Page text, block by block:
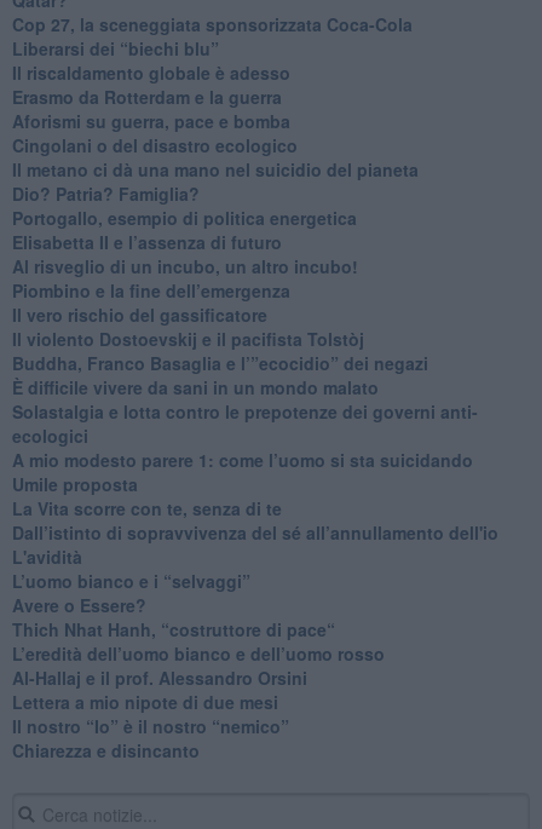
​Cop 27, la sceneggiata sponsorizzata Coca-Cola
​Liberarsi dei “biechi blu”
Il riscaldamento globale è adesso
​Erasmo da Rotterdam e la guerra
​Aforismi su guerra, pace e bomba
Cingolani o del disastro ecologico
​Il metano ci dà una mano nel suicidio del pianeta
​Dio? Patria? Famiglia?
Portogallo, esempio di politica energetica
​Elisabetta II e l’assenza di futuro
Al risveglio di un incubo, un altro incubo!
​Piombino e la fine dell’emergenza
​Il vero rischio del gassificatore
​Il violento Dostoevskij e il pacifista Tolstòj
​Buddha, Franco Basaglia e l’”ecocidio” dei negazi
​È difficile vivere da sani in un mondo malato
Solastalgia e lotta contro le prepotenze dei governi anti-
ecologici
​A mio modesto parere 1: come l’uomo si sta suicidando
​Umile proposta
​La Vita scorre con te, senza di te
​Dall’istinto di sopravvivenza del sé all’annullamento dell'io
L'avidità
​L’uomo bianco e i “selvaggi”
​Avere o Essere?
​Thich Nhat Hanh, “costruttore di pace“
​L’eredità dell’uomo bianco e dell’uomo rosso
Al-Hallaj e il prof. Alessandro Orsini
​Lettera a mio nipote di due mesi
​Il nostro “Io” è il nostro “nemico”
​Chiarezza e disincanto